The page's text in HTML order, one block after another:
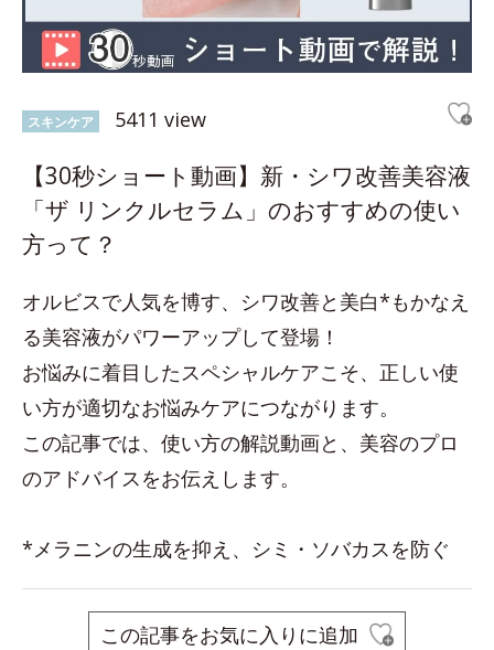
スキンケア 5411 view
【30秒ショート動画】新・シワ改善美容液
「ザ リンクルセラム」のおすすめの使い
方って？
オルビスで人気を博す、シワ改善と美白*もかなえ
る美容液がパワーアップして登場！
お悩みに着目したスペシャルケアこそ、正しい使
い方が適切なお悩みケアにつながります。
この記事では、使い方の解説動画と、美容のプロ
のアドバイスをお伝えします。
*メラニンの生成を抑え、シミ・ソバカスを防ぐ
この記事をお気に入りに追加